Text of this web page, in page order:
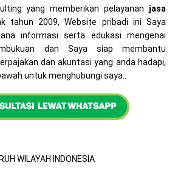
yang memberikan pelayanan jasa
tahun 2009, Website pribadi ini Saya
informasi serta edukasi mengenai
dan Saya siap membantu
dan akuntasi yang anda hadapi,
untuk menghubungi saya..
WILAYAH INDONESIA